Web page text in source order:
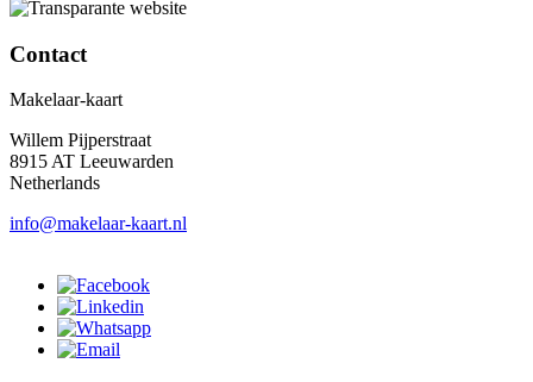
Contact
Makelaar-kaart
Willem Pijperstraat
8915 AT Leeuwarden
Netherlands
info@makelaar-kaart.nl